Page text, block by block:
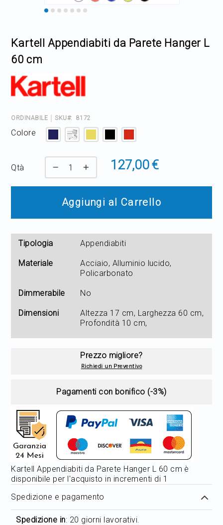
Home Decor
Outlet
Il mio Account
the
beginning
images
gallery
Kartell Appendiabiti da Parete Hanger L
60 cm
ORDINABILE SKU 8172
Colore
Qtà 127,00 €
Aggiungi al Carrello
Tipologia Appendiabiti
Materiale
Acciaio, Alluminio lucido,
Policarbonato
Dimmerabile No
Dimensioni
Altezza 17 cm, Larghezza 60 cm,
Profondità 10 cm,
Prezzo migliore?
Richiedi un Preventivo
Pagamenti con bonifico (-3%)
Kartell Appendiabiti da Parete Hanger L 60 cm è
disponibile per l'acquisto in incrementi di 1
Spedizione e pagamento
Spedizione in: 20 giorni lavorativi.